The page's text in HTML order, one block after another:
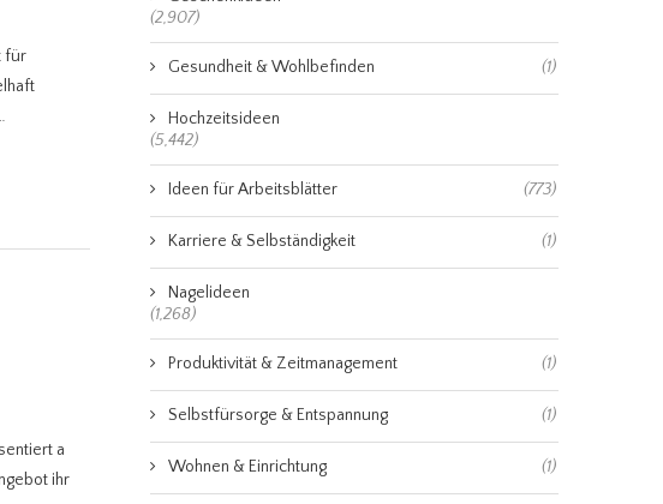
für
a
ihr
(2,907)
Gesundheit & Wohlbefinden (1)
Hochzeitsideen
(5,442)
Ideen für Arbeitsblätter (773)
Karriere & Selbständigkeit (1)
Nagelideen
(1,268)
Produktivität & Zeitmanagement (1)
Selbstfürsorge & Entspannung (1)
Wohnen & Einrichtung (1)